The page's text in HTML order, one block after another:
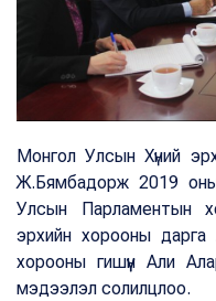
Монгол Улсын Хүний
Ж.Бямбадорж 2019
Улсын Парламентын
эрхийн хорооны
хорооны гишүүн Али
мэдээлэл солилцлоо.